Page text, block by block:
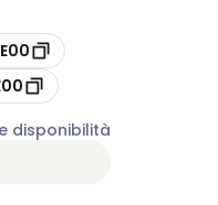
disponibilità